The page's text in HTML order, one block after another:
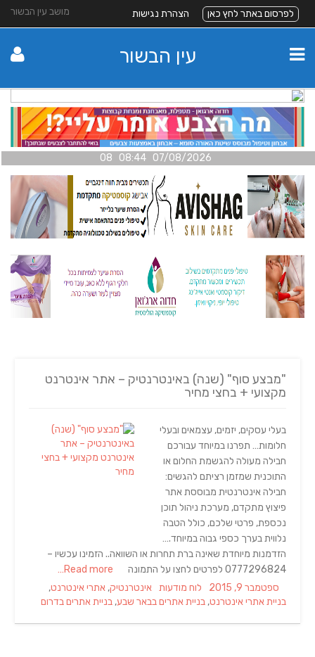
מושב עין הבשור לפרסום באתר לחץ כאן הצהרת נגישות
עין הבשור
07/08/2026 08:44 08
"מבצע סוף" (שנה) באינטרנטיק – אתר אינטרנט
מקצועי + בחצי מחיר
בעלי עסקים, יזמים, עצמאים ובעלי
חלומות… תפרנו במיוחד עבורכם
חבילה מעולה להגשמת החלום או
התוכנית שמזמן רציתם להגשים:
חבילה אינטרנטית מבוססת אתר
פיצוץ מתקדם, מערכת ניהול תוכן
נכספת, פרטי שלכם, כולל הטבה
נלווית בערך כספי גבוה במיוחד.…
הזדמנות מיוחדת שאינה ברת תחרות או השוואה.. הזמינו עכשיו –
0777296824 לפרטים לחצו על התמונה
Posted
on
ספטמבר 9, 2015 Categories
לוח מודעות Tags
אינטרנטיק, אתרי אינטרנט,
בניית אתרי אינטרנט, בניית אתרים בבאר שבע, בניית אתרים בדרום